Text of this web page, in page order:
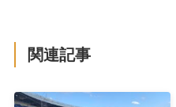
関連記事